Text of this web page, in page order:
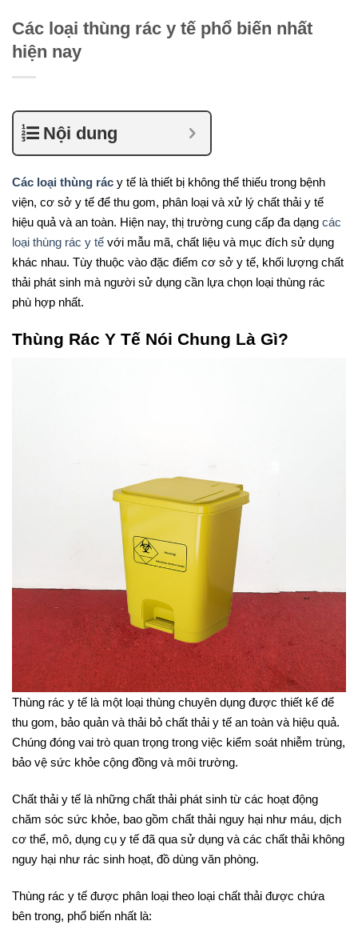
Các loại thùng rác y tế phổ biến nhất
hiện nay
Nội dung
Các loại thùng rác y tế là thiết bị không thể thiếu trong bệnh
viện, cơ sở y tế để thu gom, phân loại và xử lý chất thải y tế
hiệu quả và an toàn. Hiện nay, thị trường cung cấp đa dạng các
loại thùng rác y tế với mẫu mã, chất liệu và mục đích sử dụng
khác nhau. Tùy thuộc vào đặc điểm cơ sở y tế, khối lượng chất
thải phát sinh mà người sử dụng cần lựa chọn loại thùng rác
phù hợp nhất.
Thùng Rác Y Tế Nói Chung Là Gì?
Thùng rác y tế là một loại thùng chuyên dụng được thiết kế để
thu gom, bảo quản và thải bỏ chất thải y tế an toàn và hiệu quả.
Chúng đóng vai trò quan trọng trong việc kiểm soát nhiễm trùng,
bảo vệ sức khỏe cộng đồng và môi trường.
Chất thải y tế là những chất thải phát sinh từ các hoạt động
chăm sóc sức khỏe, bao gồm chất thải nguy hại như máu, dịch
cơ thể, mô, dụng cụ y tế đã qua sử dụng và các chất thải không
nguy hại như rác sinh hoạt, đồ dùng văn phòng.
Thùng rác y tế được phân loại theo loại chất thải được chứa
bên trong, phổ biến nhất là: